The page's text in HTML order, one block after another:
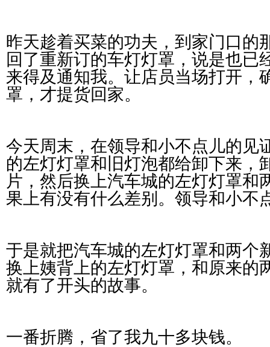
昨天趁着买菜的功夫，到家门口的
回了重新订的车灯灯罩，说是也已
来得及通知我。让店员当场打开，
罩，才提货回家。
今天周末，在领导和小不点儿的见
的左灯灯罩和旧灯泡都给卸下来，
片，然后换上汽车城的左灯灯罩和
果上有没有什么差别。领导和小不
于是就把汽车城的左灯灯罩和两个
换上姨背上的左灯灯罩，和原来的
就有了开头的故事。
一番折腾，省了我九十多块钱。